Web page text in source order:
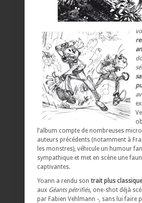
l’album compte de nombreuses
auteurs précédents (notamment à
les monstres), véhicule un humour
sympathique et met en scène une
captivantes.
Yoann a rendu son trait plus classique
aux Géants pétrifiés, one-shot déjà
par Fabien Vehlmann -, sans lui faire